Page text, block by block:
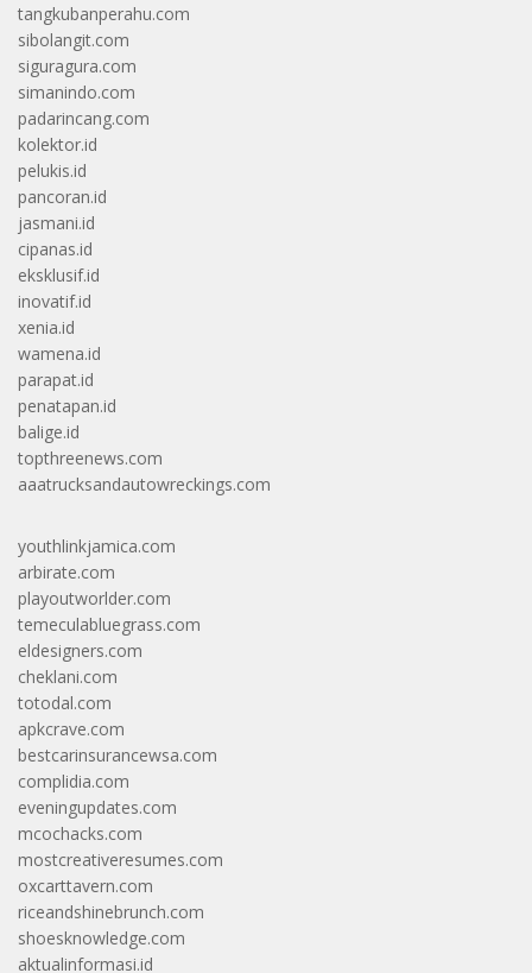
tangkubanperahu.com
sibolangit.com
siguragura.com
simanindo.com
padarincang.com
kolektor.id
pelukis.id
pancoran.id
jasmani.id
cipanas.id
eksklusif.id
inovatif.id
xenia.id
wamena.id
parapat.id
penatapan.id
balige.id
topthreenews.com
aaatrucksandautowreckings.com
youthlinkjamica.com
arbirate.com
playoutworlder.com
temeculabluegrass.com
eldesigners.com
cheklani.com
totodal.com
apkcrave.com
bestcarinsurancewsa.com
complidia.com
eveningupdates.com
mcochacks.com
mostcreativeresumes.com
oxcarttavern.com
riceandshinebrunch.com
shoesknowledge.com
aktualinformasi.id